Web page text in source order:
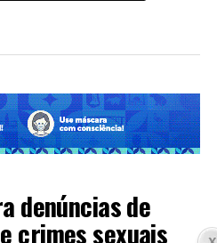
denúncias de
crimes sexuais